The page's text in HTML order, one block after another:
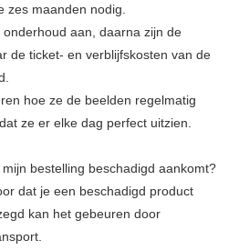
zes maanden nodig.
aan, daarna zijn de
de ticket- en verblijfskosten van de
hoe ze de beelden regelmatig
ze er elke dag perfect uitzien.
bestelling beschadigd aankomt?
dat je een beschadigd product
kan het gebeuren door